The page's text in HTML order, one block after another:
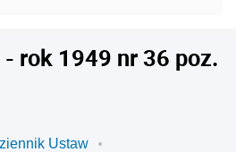
rok 1949 nr 36 poz.
Ustaw